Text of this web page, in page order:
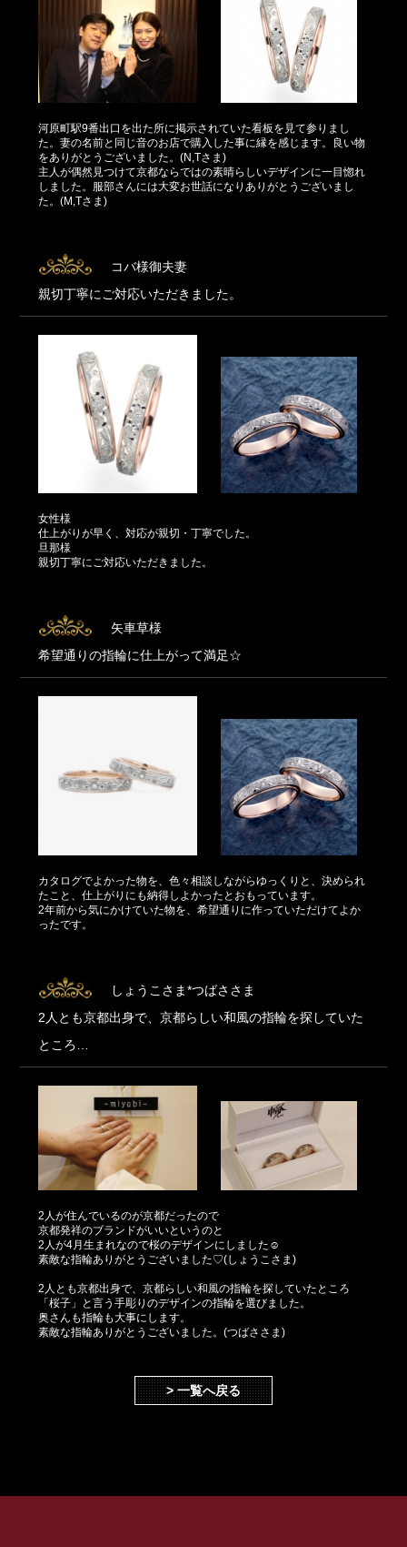
河原町駅9番出口を出た所に掲示されていた看板を見て参りまし
た。妻の名前と同じ音のお店で購入した事に縁を感じます。良い物
をありがとうございました。(N,Tさま)
主人が偶然見つけて京都ならではの素晴らしいデザインに一目惚れ
しました。服部さんには大変お世話になりありがとうございまし
た。(M,Tさま)
コバ様御夫妻
親切丁寧にご対応いただきました。
女性様
仕上がりが早く、対応が親切・丁寧でした。
旦那様
親切丁寧にご対応いただきました。
矢車草様
希望通りの指輪に仕上がって満足☆
カタログでよかった物を、色々相談しながらゆっくりと、決められ
たこと、仕上がりにも納得しよかったとおもっています。
2年前から気にかけていた物を、希望通りに作っていただけてよか
ったです。
しょうこさま*つばささま
2人とも京都出身で、京都らしい和風の指輪を探していた
ところ…
2人が住んでいるのが京都だったので
京都発祥のブランドがいいというのと
2人が4月生まれなので桜のデザインにしました☺
素敵な指輪ありがとうございました♡(しょうこさま)
2人とも京都出身で、京都らしい和風の指輪を探していたところ
「桜子」と言う手彫りのデザインの指輪を選びました。
奥さんも指輪も大事にします。
素敵な指輪ありがとうございました。(つばささま)
> 一覧へ戻る